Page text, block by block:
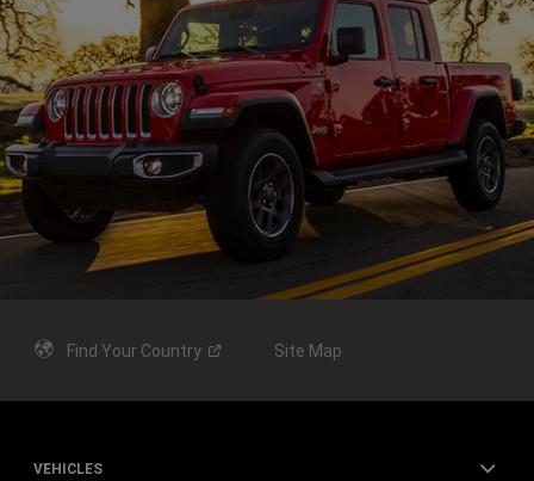
Find Your Country Site Map
VEHICLES